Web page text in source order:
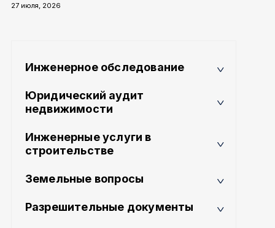
27 июля, 2026
Инженерное обследование
Юридический аудит
недвижимости
Инженерные услуги в
строительстве
Земельные вопросы
Разрешительные документы